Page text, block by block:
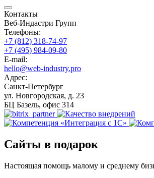
Контакты
Веб-Индастри Групп
Телефоны:
+7 (812) 318-74-97
+7 (495) 984-09-80
E-mail:
hello@web-industry.pro
Адрес:
Санкт-Петербург
ул. Новгородская, д. 23
БЦ Базель, офис 314
Сайты в подарок
Настоящая помощь малому и среднему